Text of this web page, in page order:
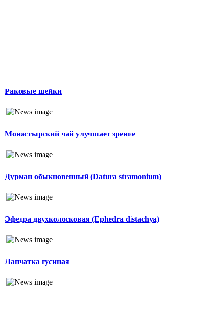
Раковые шейки
Монастырский чай улучшает зрение
Дурман обыкновенный (Datura stramonium)
Эфедра двухколосковая (Ephedra distachya)
Лапчатка гусиная